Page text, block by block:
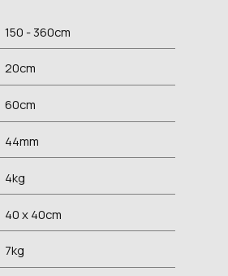
150 - 360cm
20cm
60cm
44mm
4kg
40 x 40cm
7kg